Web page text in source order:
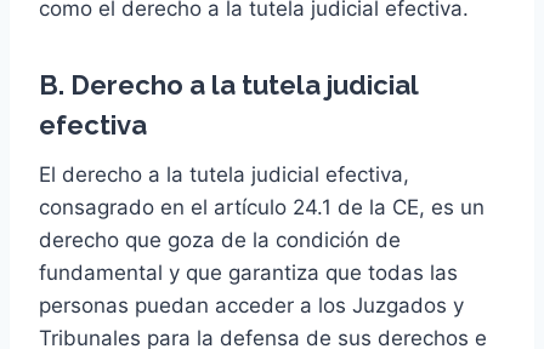
como el derecho a la tutela judicial efectiva.
B. Derecho a la tutela judicial
efectiva
El derecho a la tutela judicial efectiva,
consagrado en el artículo 24.1 de la CE, es un
derecho que goza de la condición de
fundamental y que garantiza que todas las
personas puedan acceder a los Juzgados y
Tribunales para la defensa de sus derechos e